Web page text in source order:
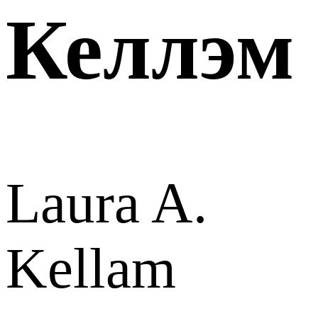
Келлэм
Laura A.
Kellam